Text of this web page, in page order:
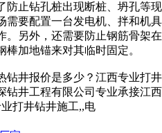
防止钻孔桩出现断桩、坍孔等现
需要配置一台发电机、拌和机具
。另外，还需要防止钢筋骨架在
加地锚来对其临时固定。
钻井报价是多少？江西专业打井
钻井工程有限公司专业承接江西
打井钻井施工,,电